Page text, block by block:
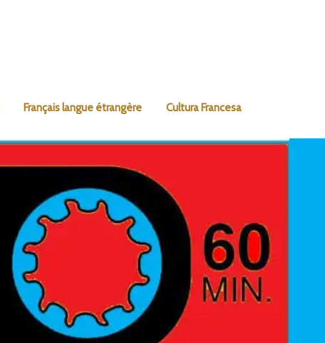
Français langue étrangère Cultura Francesa